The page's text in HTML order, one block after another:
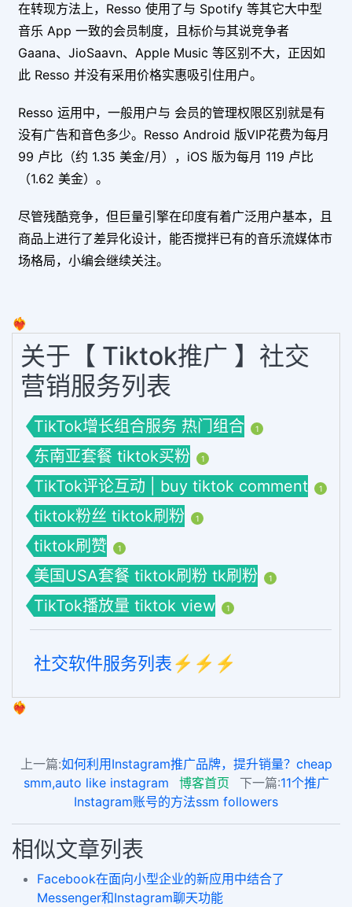
在转现方法上，Resso 使用了与 Spotify 等其它大中型
音乐 App 一致的会员制度，且标价与其说竞争者
Gaana、JioSaavn、Apple Music 等区别不大，正因如
此 Resso 并没有采用价格实惠吸引住用户。
Resso 运用中，一般用户与 会员的管理权限区别就是有
没有广告和音色多少。 Resso Android 版VIP花费为每月
99 卢比（约 1.35 美金/月），iOS 版为每月 119 卢比
（1.62 美金）。
尽管残酷竞争，但巨量引擎在印度有着广泛用户基本，且
商品上进行了差异化设计，能否搅拌已有的音乐流媒体市
场格局，小编会继续关注。
❤️‍🔥
关于【 Tiktok推广 】社交
营销服务列表
TikTok增长组合服务 热门组合 1
东南亚套餐 tiktok买粉 1
TikTok评论互动 | buy tiktok comment 1
tiktok粉丝 tiktok刷粉 1
tiktok刷赞 1
美国USA套餐 tiktok刷粉 tk刷粉 1
TikTok播放量 tiktok view 1
社交软件服务列表⚡️⚡️⚡️
❤️‍🔥
上一篇:如何利用Instagram推广品牌，提升销量？cheap
smm,auto like instagram
博客首页 下一篇:11个推广
Instagram账号的方法ssm followers
相似文章列表
Facebook在面向小型企业的新应用中结合了
Messenger和Instagram聊天功能